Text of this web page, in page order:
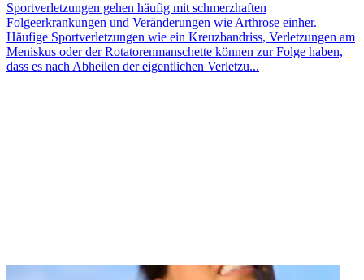
Sportverletzungen gehen häufig mit schmerzhaften
Folgeerkrankungen und Veränderungen wie Arthrose einher.
Häufige Sportverletzungen wie ein Kreuzbandriss, Verletzungen am
Meniskus oder der Rotatorenmanschette können zur Folge haben,
dass es nach Abheilen der eigentlichen Verletzu...